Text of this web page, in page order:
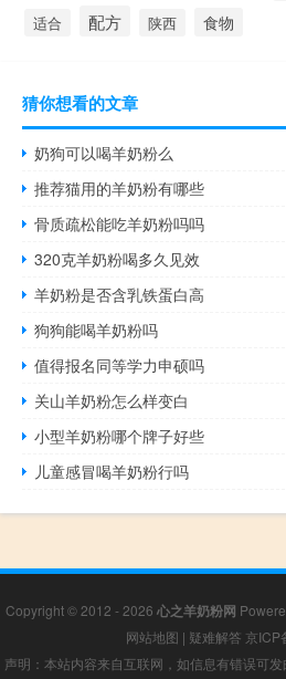
适合 配方 陕西 食物
猜你想看的文章
奶狗可以喝羊奶粉么
推荐猫用的羊奶粉有哪些
骨质疏松能吃羊奶粉吗吗
320克羊奶粉喝多久见效
羊奶粉是否含乳铁蛋白高
狗狗能喝羊奶粉吗
值得报名同等学力申硕吗
关山羊奶粉怎么样变白
小型羊奶粉哪个牌子好些
儿童感冒喝羊奶粉行吗
Copyright © 2012 - 2026 心之羊奶粉网
网站地图 | 疑难解答 京ICP
声明：本站内容来自互联网，如信息有错误可